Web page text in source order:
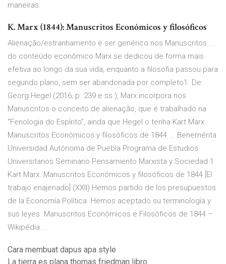
maneiras:
K. Marx (1844): Manuscritos Económicos y filosóficos
Alienação/estranhamento e ser genérico nos Manuscritos ...
do conteúdo econômico Marx se dedicou de forma mais
efetiva ao longo da sua vida, enquanto a filosofia passou para
segundo plano, sem ser abandonada por completo1. De
Georg Hegel (2016, p. 239 e ss.), Marx incorpora nos
Manuscritos o conceito de alienação, que é trabalhado na
“Fenologia do Espírito”, ainda que Hegel o tenha Kart Marx.
Manuscritos Económicos y filosóficos de 1844 ... Benemérita
Universidad Autónoma de Puebla Programa de Estudios
Universitarios Seminario Pensamiento Marxista y Sociedad 1
Kart Marx. Manuscritos Económicos y filosóficos de 1844 [El
trabajo enajenado] (XXII) Hemos partido de los presupuestos
de la Economía Política. Hemos aceptado su terminología y
sus leyes. Manuscritos Econômicos e Filosóficos de 1844 –
Wikipédia ...
Cara membuat dapus apa style
La tierra es plana thomas friedman libro